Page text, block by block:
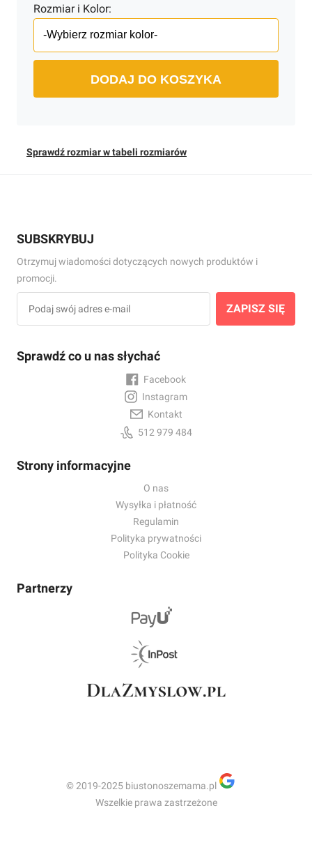
Rozmiar i Kolor:
DODAJ DO KOSZYKA
Sprawdź rozmiar w tabeli rozmiarów
Sprawdź co u nas słychać
Facebook
Instagram
Kontakt
512 979 484
Strony informacyjne
O nas
Wysyłka i płatność
Regulamin
Polityka prywatności
Polityka Cookie
Partnerzy
SUBSKRYBUJ
Otrzymuj wiadomości dotyczących nowych produktów i
promocji.
ZAPISZ SIĘ
© 2019-2025 biustonoszemama.pl
Wszelkie prawa zastrzeżone